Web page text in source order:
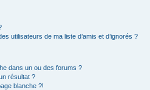
utilisateurs de ma liste d’amis et d’ignorés ?
dans un ou des forums ?
résultat ?
blanche ?!